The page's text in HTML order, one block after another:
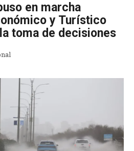
en marcha
y Turístico
toma de decisiones